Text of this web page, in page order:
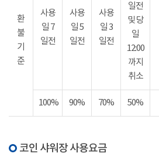
환
불
기
준
사용
일 7
일전
사용
일 5
일전
사용
일 3
일전
일전
및 당
일
12:00
까지
취소
100% 90% 70% 50%
코인 샤워장 사용요금